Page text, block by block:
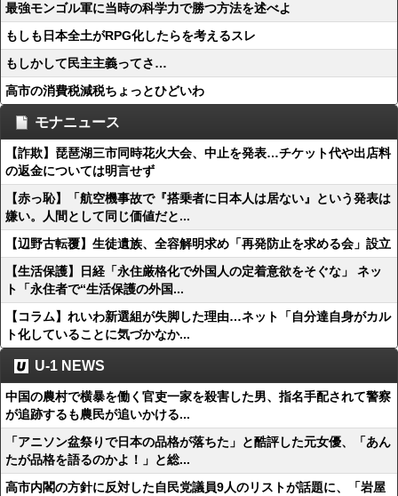
最強モンゴル軍に当時の科学力で勝つ方法を述べよ
もしも日本全土がRPG化したらを考えるスレ
もしかして民主主義ってさ…
高市の消費税減税ちょっとひどいわ
モナニュース
【詐欺】琵琶湖三市同時花火大会、中止を発表…チケット代や出店料
の返金については明言せず
【赤っ恥】「航空機事故で『搭乗者に日本人は居ない』という発表は
嫌い。人間として同じ価値だと...
【辺野古転覆】生徒遺族、全容解明求め「再発防止を求める会」設立
【生活保護】日経「永住厳格化で外国人の定着意欲をそぐな」 ネッ
ト「永住者で“生活保護の外国...
【コラム】れいわ新選組が失脚した理由…ネット「自分達自身がカル
ト化していることに気づかなか...
U-1 NEWS
中国の農村で横暴を働く官吏一家を殺害した男、指名手配されて警察
が追跡するも農民が追いかける...
「アニソン盆祭りで日本の品格が落ちた」と酷評した元女優、「あん
たが品格を語るのかよ！」と総...
高市内閣の方針に反対した自民党議員9人のリストが話題に、「岩屋